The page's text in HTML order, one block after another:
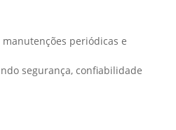
periódicas e
segurança, confiabilidade